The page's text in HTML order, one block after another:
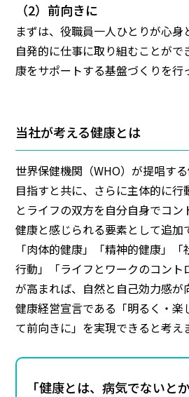
（2）前向きに
まずは、役職員一人ひとりが心身
自発的に仕事に取り組むことがで
康をサポートする基盤づくりを行
当社が考える健康とは
世界保健機関（WHO）が提唱す
目指すと共に、さらに主体的に行
とライフの双方を自分自身でコン
健康と感じられる要素として追加
「肉体的健康」「精神的健康」
行動」「ライフとワークのコント
が高まれば、自然と自己効力感が
健康経営宣言である「明るく・楽
て前向きに」を実現できると考え
「健康とは、病気でないと